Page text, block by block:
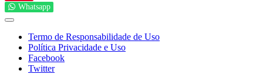
Whatsapp
Termo de Responsabilidade de Uso
Política Privacidade e Uso
Facebook
Twitter